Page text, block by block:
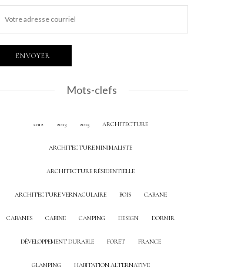
Mots-clefs
2012 2013 2015 ARCHITECTURE
ARCHITECTURE MINIMALISTE
ARCHITECTURE RÉSIDENTIELLE
ARCHITECTURE VERNACULAIRE BOIS CABANE
CABANES CABINE CAMPING DESIGN DORMIR
DÉVELOPPEMENT DURABLE FORÊT FRANCE
GLAMPING HABITATION ALTERNATIVE